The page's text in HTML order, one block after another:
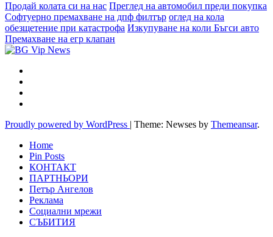
Продай колата си на нас Преглед на автомобил преди покупка
Софтуерно премахване на дпф филтър оглед на кола
обезщетение при катастрофа Изкупуване на коли Бъгси авто
Премахване на егр клапан
Proudly powered by WordPress | Theme: Newses by Themeansar.
Home
Pin Posts
КОНТАКТ
ПАРТНЬОРИ
Петър Ангелов
Реклама
Социални мрежи
СЪБИТИЯ